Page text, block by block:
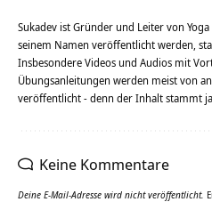
Sukadev ist Gründer und Leiter von
seinem Namen veröffentlicht werden,
Insbesondere Videos und Audios mit
Übungsanleitungen werden meist von
veröffentlicht - denn der Inhalt stammt
Keine Kommentare
Deine E-Mail-Adresse wird nicht veröffentlicht.